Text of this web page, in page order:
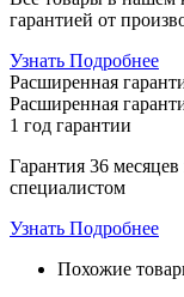
гарантией от
Узнать Подробнее
Расширенная
Расширенная
1 год гарантии
Гарантия 36
специалистом
Узнать Подробнее
Похожие